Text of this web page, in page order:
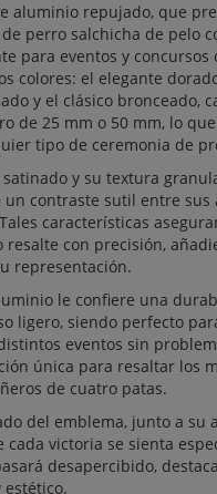
aluminio repujado, que
perro salchicha de pelo
para eventos y concursos
colores: el elegante
y el clásico bronceado,
de 25 mm o 50 mm, lo
tipo de ceremonia de
satinado y su textura
un contraste sutil entre sus
características
resalte con precisión,
representación.
le confiere una
ligero, siendo perfecto
eventos sin
única para resaltar los
de cuatro patas.
del emblema, junto a su
cada victoria se sienta
desapercibido,
estético.